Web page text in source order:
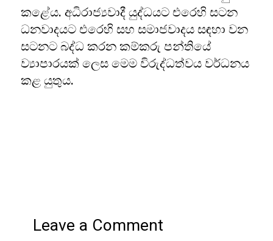
කළේය. අධිරාජ්‍යවාදී යුද්ධයට එරෙහි සටන
ධනවාදයට එරෙහි සහ සමාජවාදය සඳහා වන
සටනට බද්ධ කරන කම්කරු පන්තියේ
ව්‍යාපාරයක් ලෙස මෙම විරුද්ධත්වය වර්ධනය
කළ යුතුය.
Leave a Comment